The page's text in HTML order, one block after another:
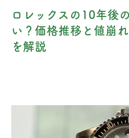
ロレックスの10年後
い？価格推移と値崩
を解説